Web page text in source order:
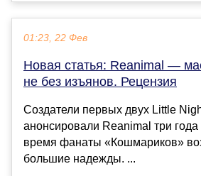
01:23, 22 Фев
Новая статья: Reanimal —
не без изъянов. Рецензия
Создатели первых двух Little
анонсировали Reanimal три года
время фанаты «Кошмариков»
большие надежды. ...